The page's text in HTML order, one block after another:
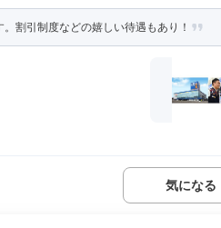
割引制度などの嬉しい待遇もあり！
気になる